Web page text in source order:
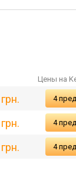
Цены на
грн. 4
грн. 4
грн. 4